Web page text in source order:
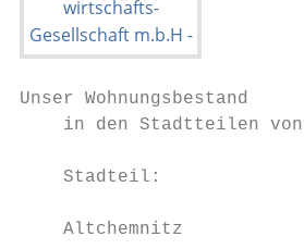
Unser Wohnungsbestand
in den Stadtteilen
Stadteil:
Altchemnitz